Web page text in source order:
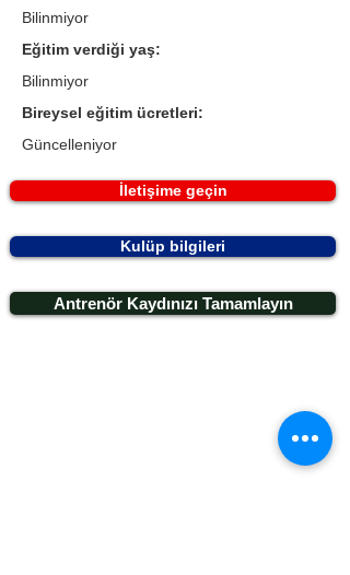
Bilinmiyor
Eğitim verdiği yaş:
Bilinmiyor
Bireysel eğitim ücretleri:
Güncelleniyor
İletişime geçin
Kulüp bilgileri
Antrenör Kaydınızı Tamamlayın